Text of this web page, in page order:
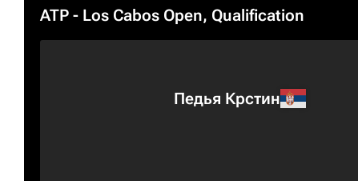
ATP - Los Cabos Open, Qualification
Педья Крстин